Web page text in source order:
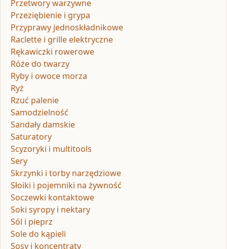
Przetwory warzywne
Przeziębienie i grypa
Przyprawy jednoskładnikowe
Raclette i grille elektryczne
Rękawiczki rowerowe
Róże do twarzy
Ryby i owoce morza
Ryż
Rzuć palenie
Samodzielność
Sandały damskie
Saturatory
Scyzoryki i multitools
Sery
Skrzynki i torby narzędziowe
Słoiki i pojemniki na żywność
Soczewki kontaktowe
Soki syropy i nektary
Sól i pieprz
Sole do kąpieli
Sosy i koncentraty